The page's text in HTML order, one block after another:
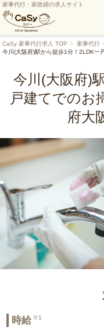
家事代行・家政婦の求人サイト
CaSy 家事代行求人 TOP 家事代行
今川(大阪府)駅から徒歩1分！2LDK一
今川(大阪府)
戸建てでのお
府大
時給 ※1